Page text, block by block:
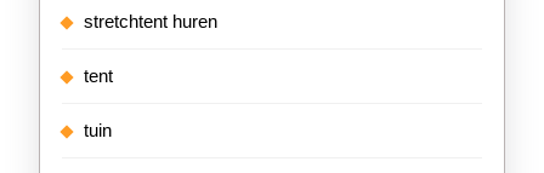
stretchtent huren
tent
tuin